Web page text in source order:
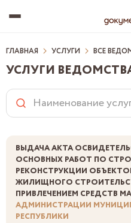
О ЦЕНТРЕ
ОФИСЫ МФЦ
РЦО
ВАКАНСИИ
ДЛЯ ТУРИСТОВ ЧР
НОВОСТИ
Сохранить ВК
ГЛАВНАЯ УСЛУГИ ВСЕ
УСЛУГИ
ВЫДАЧА АКТА
ОСНОВНЫХ РАБОТ ПО
РЕКОНСТРУКЦИИ
ЖИЛИЩНОГО
ПРИВЛЕЧЕНИЕМ СРЕДСТВ
АДМИНИСТРАЦИИ
РЕСПУБЛИКИ